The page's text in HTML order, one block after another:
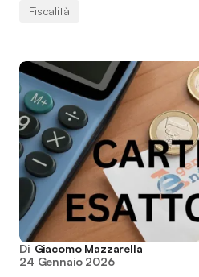
Fiscalità
Di Giacomo Mazzarella
24 Gennaio 2026